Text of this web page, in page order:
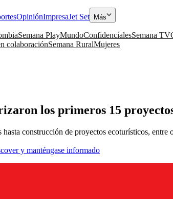
OpiniónImpresaJet Set Más
Semana PlayMundoConfidencialesSemana TV
colaboraciónSemana RuralMujeres
los primeros 15
hasta construcción de proyectos ecoturísticos,
y manténgase informado